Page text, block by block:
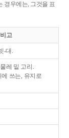
경우에는, 그것을 표
비고
-대.
레 밑 고리.
에 쓰는, 유지로